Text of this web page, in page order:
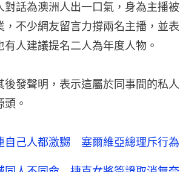
對話為澳洲人出一口氣，身為主播
，不少網友留言力撐兩名主播，並
有人建議提名二人為年度人物。
後發聲明，表示這屬於同事間的私
頭。
自己人都激嬲 塞爾維亞總理斥行